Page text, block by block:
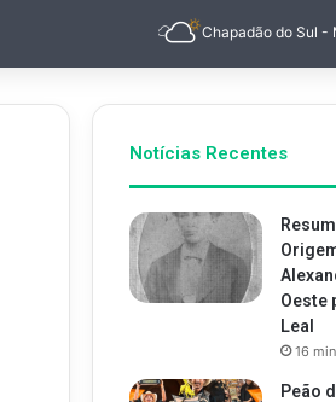
Chapadão do Sul -
Notícias Recentes
Oeste
Leal
16
Peão